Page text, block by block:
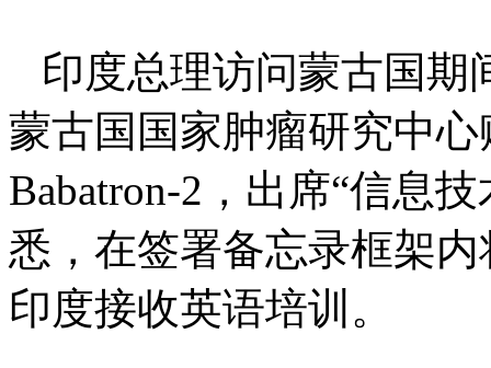
印度总理访问蒙古国期
蒙古国国家肿瘤研究中
Babatron-2 ，出席“信息
悉，在签署备忘录框架
印度接收英语培训。